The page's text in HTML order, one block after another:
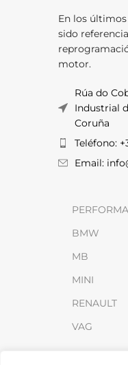
En los últimos
sido
motor.
Rúa do
Industrial
Coruña
Teléfono:
Email:
BMW
MB
MINI
RENAULT
VAG